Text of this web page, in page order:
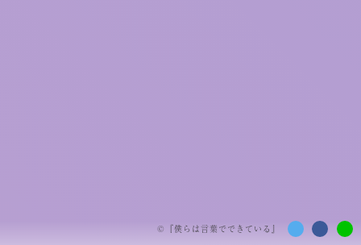
©『僕らは言葉でできている 』